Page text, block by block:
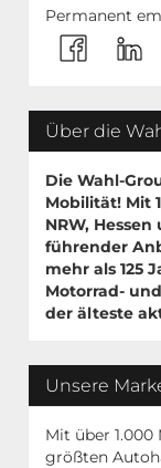
Permanent
Über die
Die Wahl-
Mobilität! Mit
NRW,
führender
mehr als 125
Motorrad-
der älteste
Unsere
Mit über
größten